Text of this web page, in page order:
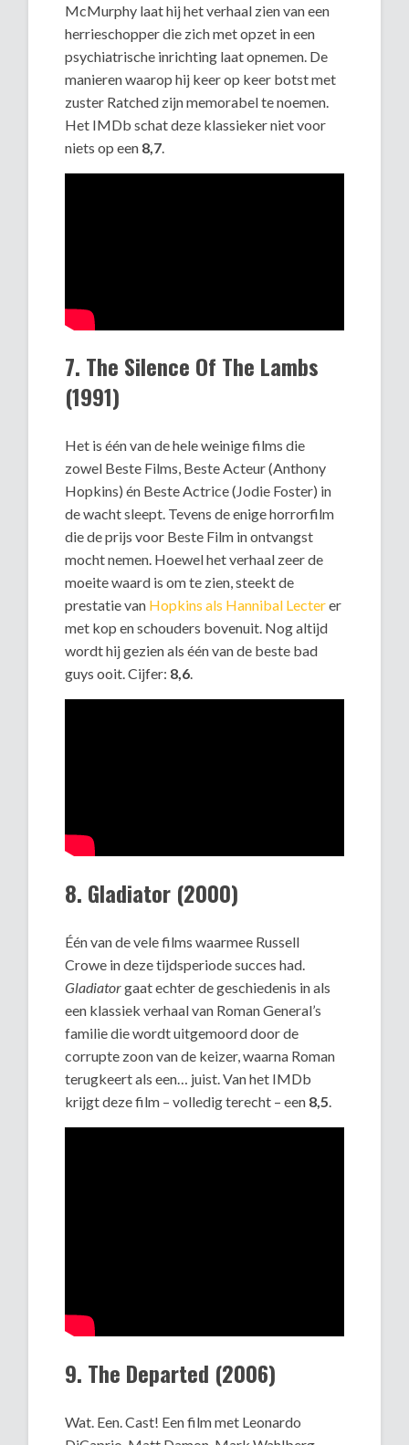
McMurphy laat hij het verhaal zien van een
herrieschopper die zich met opzet in een
psychiatrische inrichting laat opnemen. De
manieren waarop hij keer op keer botst met
zuster Ratched zijn memorabel te noemen.
Het IMDb schat deze klassieker niet voor
niets op een 8,7
7. The Silence Of The Lambs
(1991)
Het is één van de hele weinige films die
zowel Beste Films, Beste Acteur (Anthony
Hopkins) én Beste Actrice (Jodie Foster) in
de wacht sleept. Tevens de enige horrorfilm
die de prijs voor Beste Film in ontvangst
mocht nemen. Hoewel het verhaal zeer de
moeite waard is om te zien, steekt de
prestatie van Hopkins als Hannibal Lecterer
met kop en schouders bovenuit. Nog altijd
wordt hij gezien als één van de beste bad
guys ooit. Cijfer: 8,6.
8. Gladiator (2000)
Één van de vele films waarmee Russell
Crowe in deze tijdsperiode succes had.
Gladiatorgaat echter de geschiedenis in als
een klassiek verhaal van Roman General’s
familie die wordt uitgemoord door de
corrupte zoon van de keizer, waarna Roman
terugkeert als een… juist. Van het IMDb
krijgt deze film – volledig terecht – een 8,5.
9. The Departed (2006)
Wat. Een. Cast! Een film met Leonardo